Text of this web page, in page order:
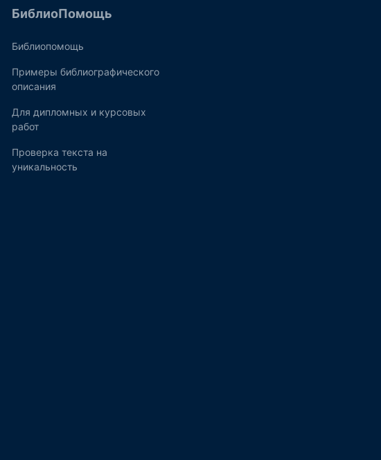
БиблиоПомощь
Библиопомощь
Примеры библиографического
описания
Для дипломных и курсовых
работ
Проверка текста на
уникальность